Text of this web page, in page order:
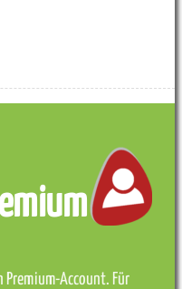
Premium-Account. Für